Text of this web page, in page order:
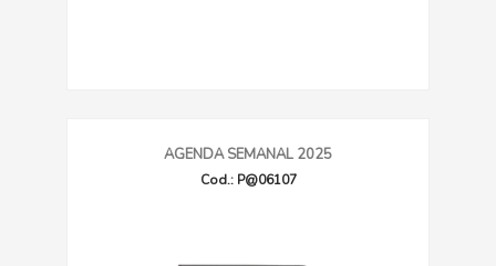
AGENDA SEMANAL 2025
Cod.: P@06107